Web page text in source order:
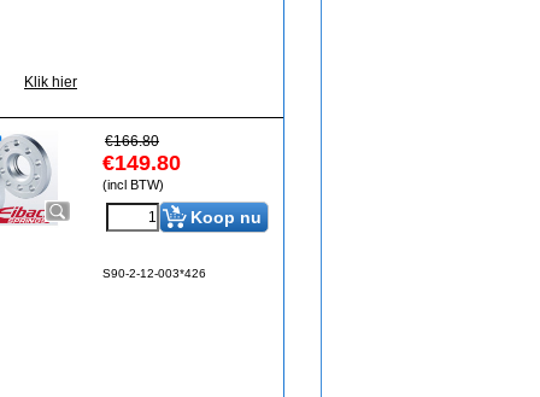
Klik hier
€166.80
€149.80
(incl BTW)
Koop nu
S90-2-12-003*426